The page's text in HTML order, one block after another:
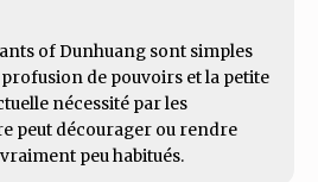
of Dunhuang sont simples
profusion de pouvoirs et la petite
nécessité par les
peut décourager ou rendre
peu habitués.